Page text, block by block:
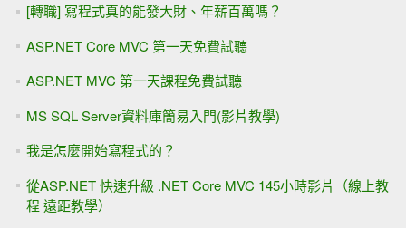
[轉職] 寫程式真的能發大財、年薪百萬嗎？
ASP.NET Core MVC 第一天免費試聽
ASP.NET MVC 第一天課程免費試聽
MS SQL Server資料庫簡易入門(影片教學)
我是怎麼開始寫程式的？
從ASP.NET 快速升級 .NET Core MVC 145小時影片（線上教
程 遠距教學）